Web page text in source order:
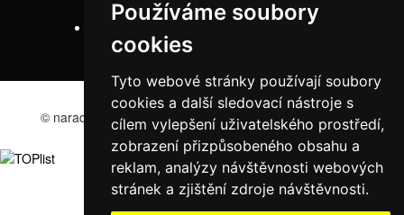
Používáme soubory
cookies
Tyto webové stránky používají soubory
cookies a další sledovací nástroje s
cílem vylepšení uživatelského prostředí,
zobrazení přizpůsobeného obsahu a
reklam, analýzy návštěvnosti webových
stránek a zjištění zdroje návštěvnosti.
podmínky
Reklamační řád
© naradi-bd.cz 2016